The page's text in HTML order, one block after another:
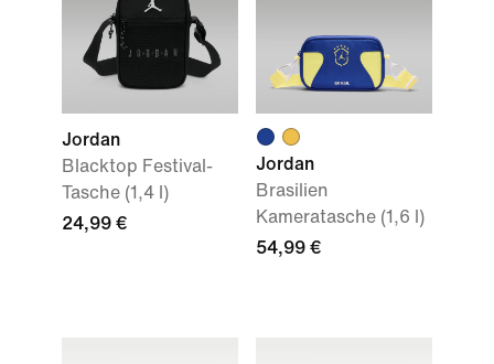
Jordan
Blacktop Festival-
Tasche (1,4 l)
24,99 €
Jordan
Brasilien
Kameratasche (1,6 l)
54,99 €